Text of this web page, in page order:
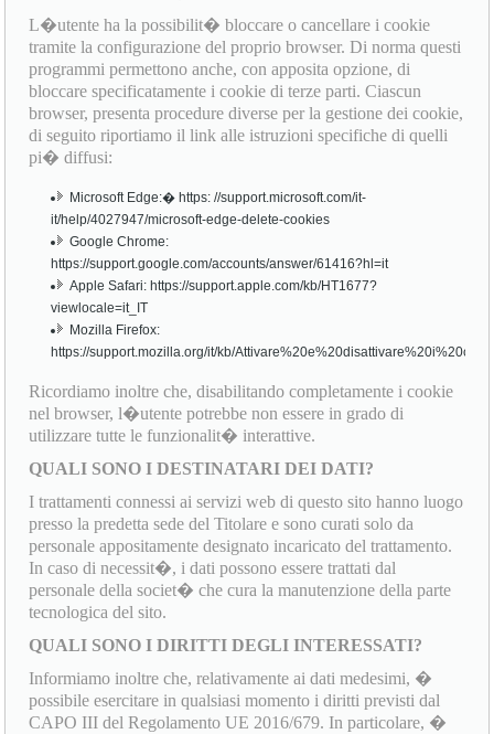
L�utente ha la possibilit� bloccare o cancellare i cookie
tramite la configurazione del proprio browser. Di norma questi
programmi permettono anche, con apposita opzione, di
bloccare specificatamente i cookie di terze parti. Ciascun
browser, presenta procedure diverse per la gestione dei cookie,
di seguito riportiamo il link alle istruzioni specifiche di quelli
pi� diffusi:
Microsoft Edge:� https: //support.microsoft.com/it-
it/help/4027947/microsoft-edge-delete-cookies
Google Chrome:
https://support.google.com/accounts/answer/61416?hl=it
Apple Safari: https://support.apple.com/kb/HT1677?
viewlocale=it_IT
Mozilla Firefox:
https://support.mozilla.org/it/kb/
Ricordiamo inoltre che, disabilitando completamente i cookie
nel browser, l�utente potrebbe non essere in grado di
utilizzare tutte le funzionalit� interattive.
QUALI SONO I DESTINATARI DEI DATI?
I trattamenti connessi ai servizi web di questo sito hanno luogo
presso la predetta sede del Titolare e sono curati solo da
personale appositamente designato incaricato del trattamento.
In caso di necessit�, i dati possono essere trattati dal
personale della societ� che cura la manutenzione della parte
tecnologica del sito.
QUALI SONO I DIRITTI DEGLI INTERESSATI?
Informiamo inoltre che, relativamente ai dati medesimi, �
possibile esercitare in qualsiasi momento i diritti previsti dal
CAPO III del Regolamento UE 2016/679. In particolare, �